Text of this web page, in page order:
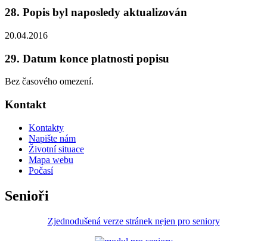
28. Popis byl naposledy aktualizován
20.04.2016
29. Datum konce platnosti popisu
Bez časového omezení.
Kontakt
Kontakty
Napište nám
Životní situace
Mapa webu
Počasí
Senioři
Zjednodušená verze stránek nejen pro seniory